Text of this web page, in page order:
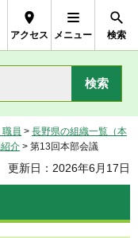
アクセス メニュー 検索
職員 > 長野県の組織一覧（本
介 > 第13回本部会議
更新日：2026年6月17日